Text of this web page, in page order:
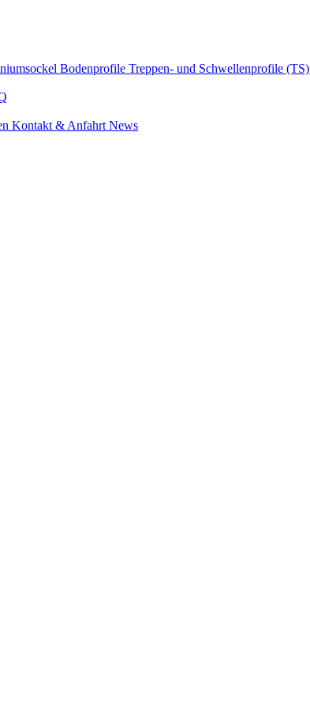
Bodenprofile Treppen- und Schwellenprofile (TS)
Kontakt & Anfahrt News